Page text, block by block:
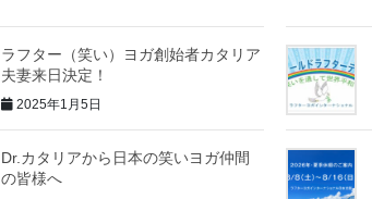
ラフター（笑い）ヨガ創始者カタリア
夫妻来日決定！
2025年1月5日
Dr.カタリアから日本の笑いヨガ仲間
の皆様へ